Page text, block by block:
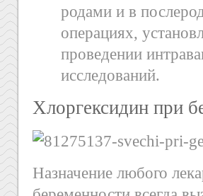
родами и в
операциях,
проведении
исследований.
Хлоргексидин при
Назначение любого